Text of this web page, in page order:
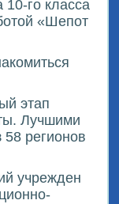
го класса
«Шепот
этап
Лучшими
58 регионов
учрежден